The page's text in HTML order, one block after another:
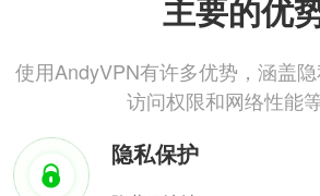
主要的优
使用AndyVPN有许多优势，涵盖隐
访问权限和网络性能
隐私保护